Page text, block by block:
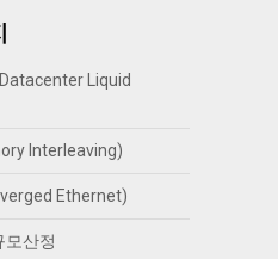
Liquid
Interleaving)
Ethernet)
모산정